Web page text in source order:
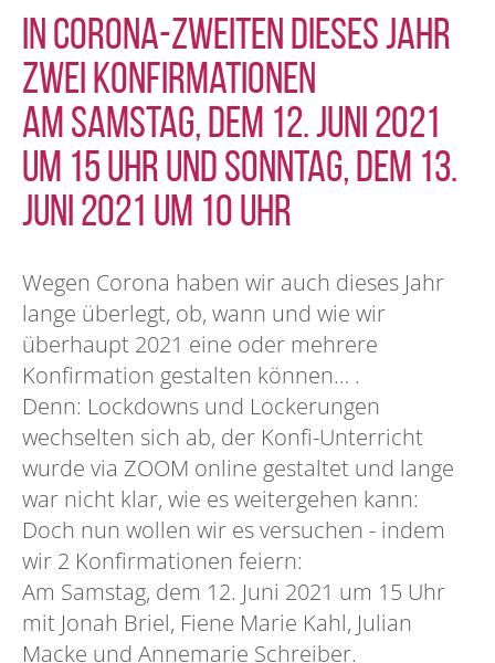
In Corona-Zweiten dieses Jahr
zwei Konfirmationen
am Samstag, dem 12. Juni 2021
um 15 Uhr und Sonntag, dem 13.
Juni 2021 um 10 Uhr
Wegen Corona haben wir auch dieses Jahr
lange überlegt, ob, wann und wie wir
überhaupt 2021 eine oder mehrere
Konfirmation gestalten können… .
Denn: Lockdowns und Lockerungen
wechselten sich ab, der Konfi-Unterricht
wurde via ZOOM online gestaltet und lange
war nicht klar, wie es weitergehen kann:
Doch nun wollen wir es versuchen - indem
wir 2 Konfirmationen feiern:
Am Samstag, dem 12. Juni 2021 um 15 Uhr
mit Jonah Briel, Fiene Marie Kahl, Julian
Macke und Annemarie Schreiber.